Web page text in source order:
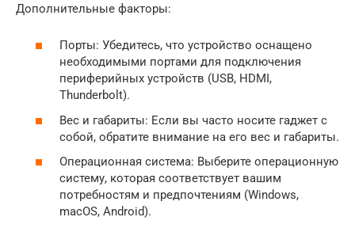
Дополнительные факторы:
Порты: Убедитесь, что устройство оснащено
необходимыми портами для подключения
периферийных устройств (USB, HDMI,
Thunderbolt).
Вес и габариты: Если вы часто носите гаджет с
собой, обратите внимание на его вес и габариты.
Операционная система: Выберите операционную
систему, которая соответствует вашим
потребностям и предпочтениям (Windows,
macOS, Android).